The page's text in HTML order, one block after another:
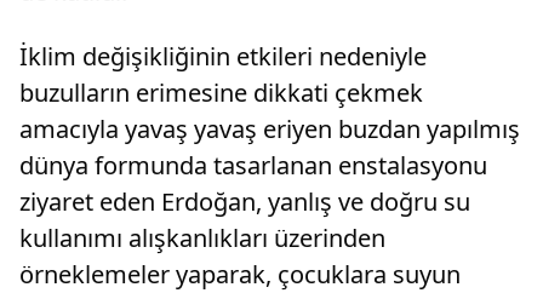
İklim değişikliğinin etkileri nedeniyle
buzulların erimesine dikkati çekmek
amacıyla yavaş yavaş eriyen buzdan yapılmış
dünya formunda tasarlanan enstalasyonu
ziyaret eden Erdoğan, yanlış ve doğru su
kullanımı alışkanlıkları üzerinden
örneklemeler yaparak, çocuklara suyun